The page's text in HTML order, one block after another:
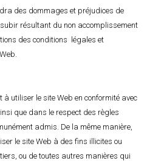
des dommages et préjudices de
résultant du non accomplissement
des conditions légales et
utiliser le site Web en conformité avec
que dans le respect des règles
admis. De la même manière,
le site Web à des fins illicites ou
ou de toutes autres manières qui